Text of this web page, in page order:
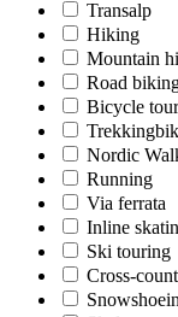
Transalp
Hiking
Mountain
Road
Bicycle
Nordic
Running
Via ferrata
Inline
Ski touring
Cross-